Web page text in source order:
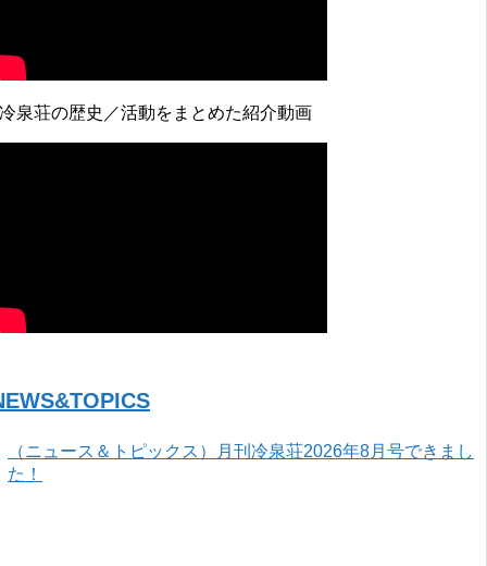
泉荘の歴史／活動をまとめた紹介動画
（ニュース＆トピックス）月刊冷泉荘2026年8月号できまし
た！